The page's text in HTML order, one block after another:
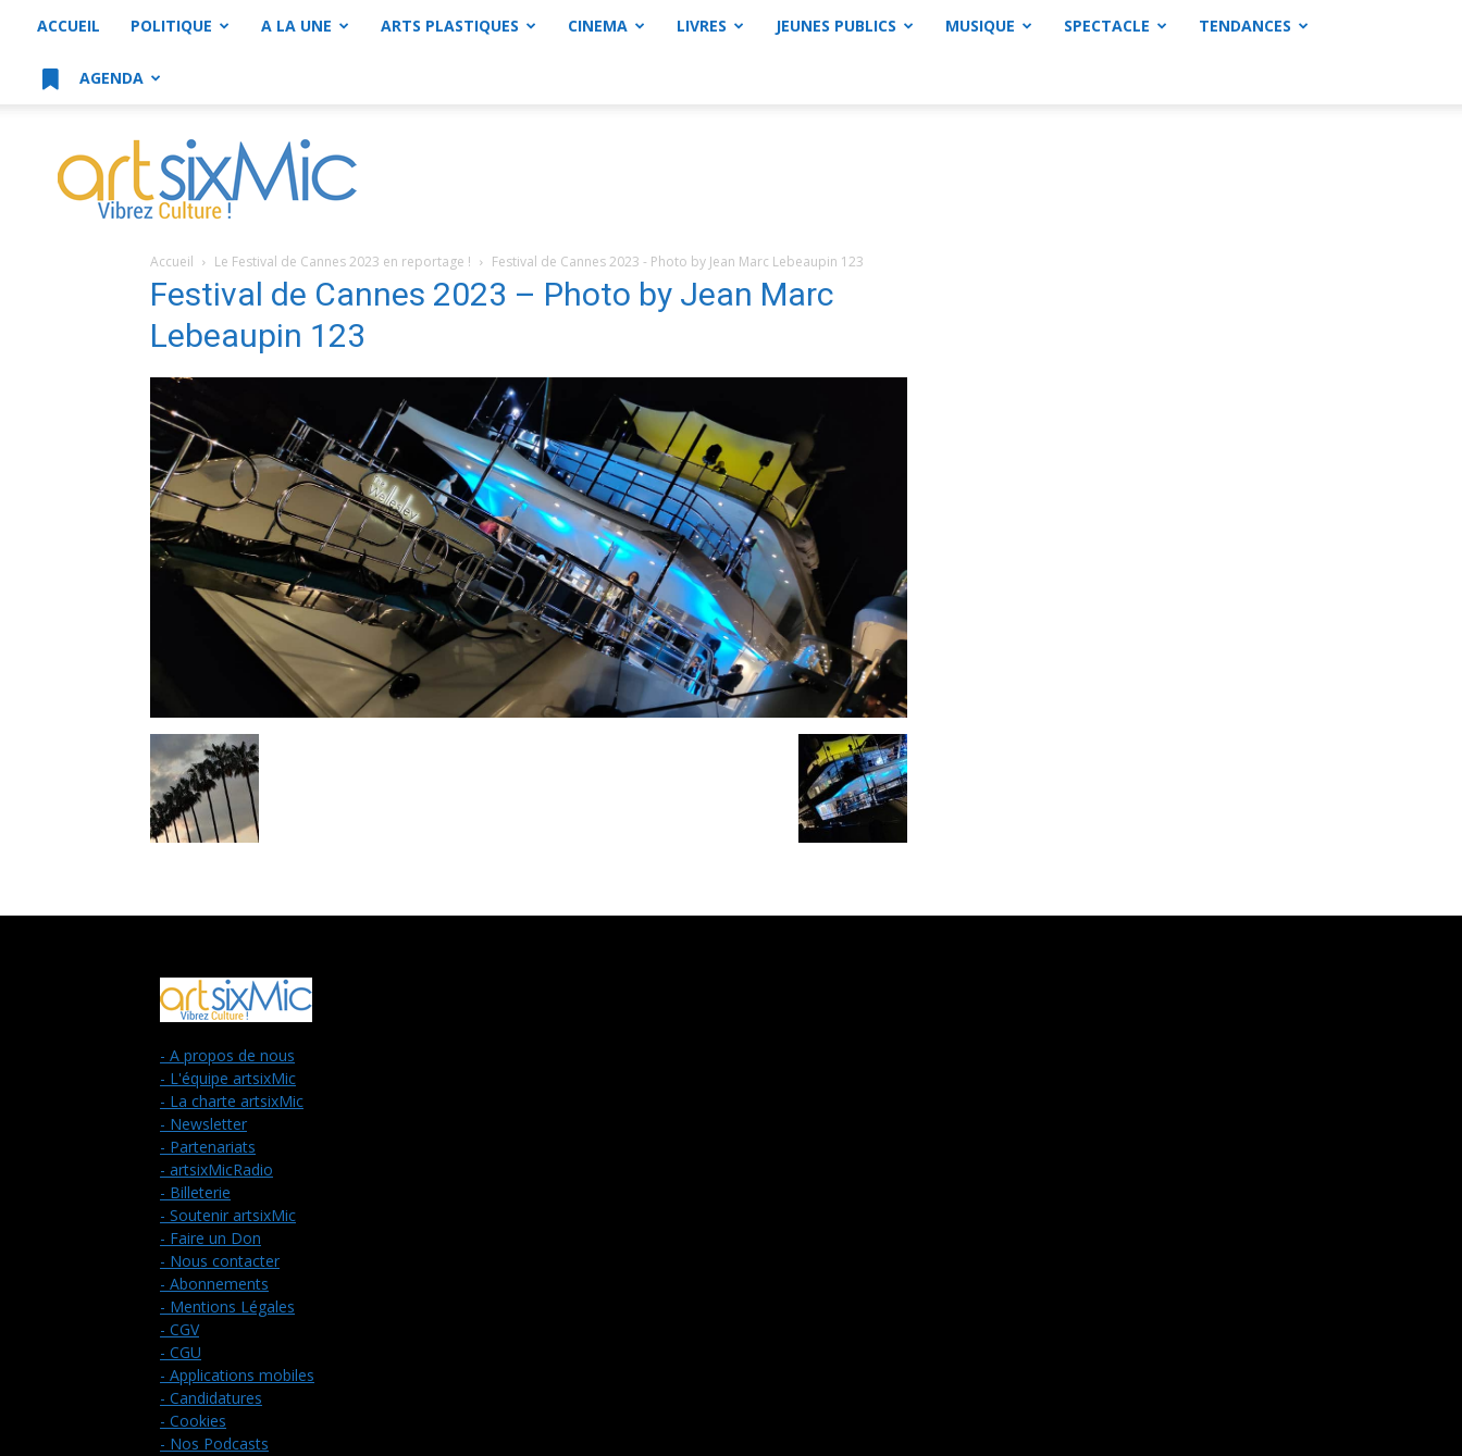
ACCUEIL POLITIQUE A LA UNE ARTS PLASTIQUES CINEMA LIVRES JEUNES PUBLICS MUSIQUE SPECTACLE TENDANCES
AGENDA
artsixMic
Accueil Le Festival de Cannes 2023 en reportage ! Festival de Cannes 2023 - Photo by Jean Marc Lebeaupin 123
Festival de Cannes 2023 – Photo by Jean Marc
Lebeaupin 123
- A propos de nous
- L'équipe artsixMic
- La charte artsixMic
- Newsletter
- Partenariats
- artsixMicRadio
- Billeterie
- Soutenir artsixMic
- Faire un Don
- Nous contacter
- Abonnements
- Mentions Légales
- CGV
- CGU
- Applications mobiles
- Candidatures
- Cookies
- Nos Podcasts